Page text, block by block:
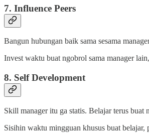
7. Influence Peers
Bangun hubungan baik sama sesama
Invest waktu buat ngobrol sama manager
8. Self Development
Skill manager itu ga statis. Belajar terus
Sisihin waktu mingguan khusus buat